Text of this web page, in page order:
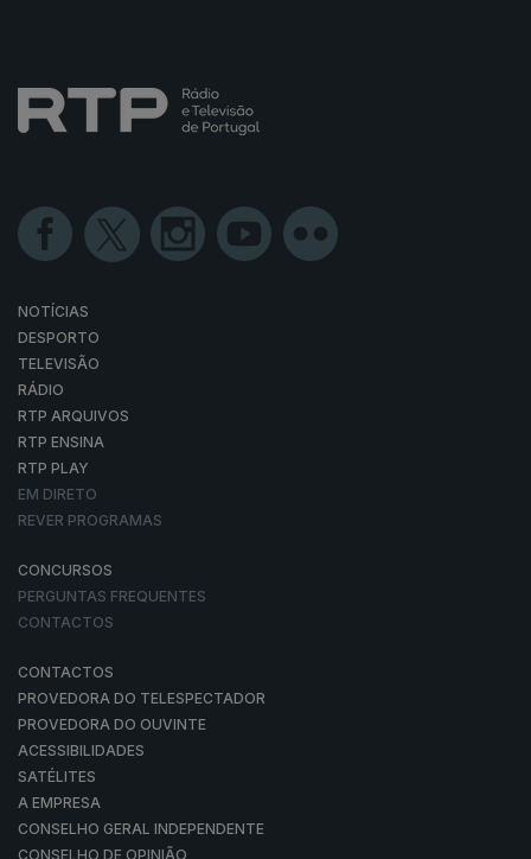
NOTÍCIAS
DESPORTO
TELEVISÃO
RÁDIO
RTP ARQUIVOS
RTP ENSINA
RTP PLAY
EM DIRETO
REVER PROGRAMAS
CONCURSOS
PERGUNTAS FREQUENTES
CONTACTOS
CONTACTOS
PROVEDORA DO TELESPECTADOR
PROVEDORA DO OUVINTE
ACESSIBILIDADES
SATÉLITES
A EMPRESA
CONSELHO GERAL INDEPENDENTE
CONSELHO DE OPINIÃO